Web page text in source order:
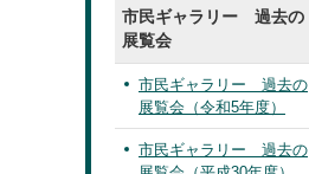
市民ギャラリー 過去の
展覧会
市民ギャラリー 過去の
展覧会（令和5年度）
市民ギャラリー 過去の